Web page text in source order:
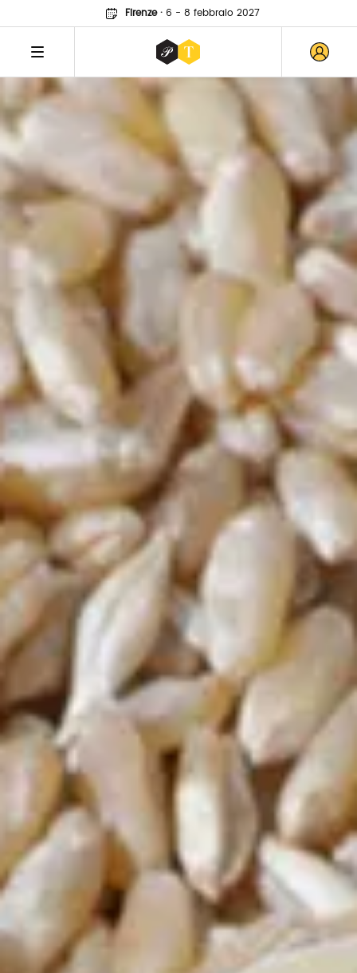
Firenze· 6 - 8 febbraio 2027